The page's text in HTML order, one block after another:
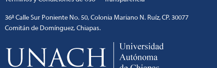
36ª Calle Sur Poniente No. 50, Colonia Mariano N. Ruíz, CP. 30077
Comitán de Domínguez, Chiapas.